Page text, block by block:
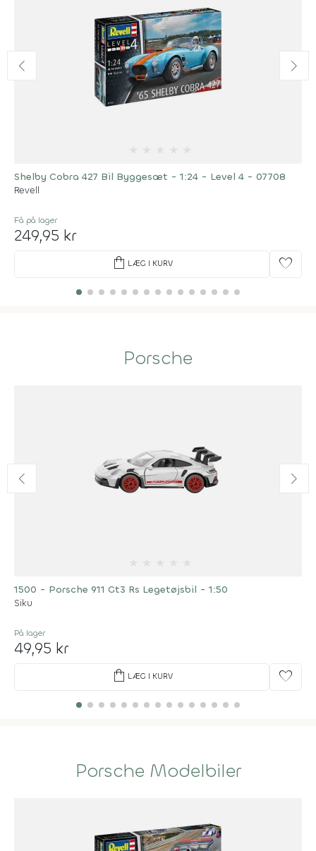
Shelby Cobra 427 Bil Byggesæt - 1:24 - Level 4 - 07708
Revell
Få på lager
249,95 kr
shopping_bag LÆG I KURV favorite
Porsche
1500 - Porsche 911 Gt3 Rs Legetøjsbil - 1:50
Siku
På lager
49,95 kr
shopping_bag LÆG I KURV favorite
Porsche Modelbiler